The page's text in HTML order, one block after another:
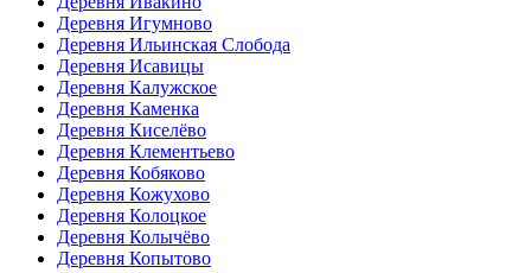
Деревня Игумново
Деревня Ильинская Слобода
Деревня Исавицы
Деревня Калужское
Деревня Каменка
Деревня Киселёво
Деревня Клементьево
Деревня Кобяково
Деревня Кожухово
Деревня Колоцкое
Деревня Колычёво
Деревня Копытово